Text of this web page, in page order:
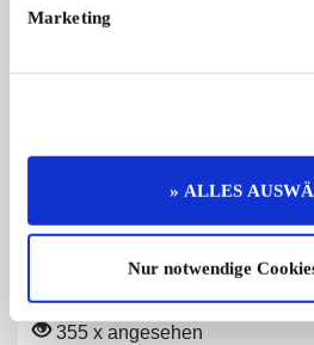
Marketing
» ALLES
Nur notwendige
Diese Anzeige empfehlen
Gesuch Privat
355 x angesehen